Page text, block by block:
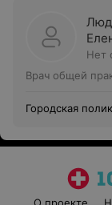
Нет
Врач общей
Городская